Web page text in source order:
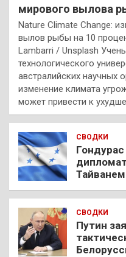
мирового вылова
Nature Climate Change:
вылов рыбы на 10
Lambarri / Unsplash
технологического
австралийских научных
изменение климата
может привести к
СВОДКИ
Тайванем
СВОДКИ
Путин